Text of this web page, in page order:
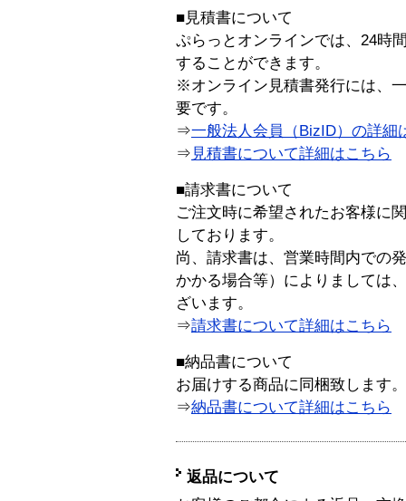
■見積書について
ぷらっとオンラインでは、24時
することができます。
※オンライン見積書発行には、
要です。
⇒一般法人会員（BizID）の詳細
⇒ 見積書について詳細はこちら
■請求書について
ご注文時に希望されたお客様に
しております。
尚、請求書は、営業時間内での
かかる場合等）によりましては
ざいます。
⇒請求書について詳細はこちら
■納品書について
お届けする商品に同梱致します。
⇒納品書について詳細はこちら
返品について